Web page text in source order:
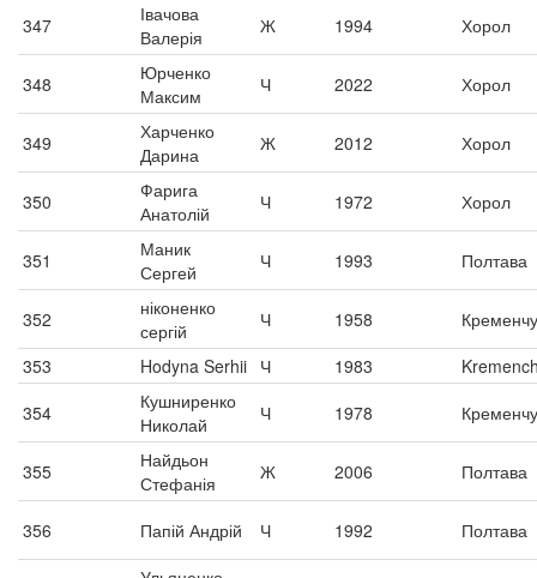
347
Івачова
Валерія
Ж 1994 Хорол
348
Юрченко
Максим
Ч 2022 Хорол
349
Харченко
Дарина
Ж 2012 Хорол
350
Фарига
Анатолій
Ч 1972 Хорол
351
Маник
Сергей
Ч 1993 Полтава
352
ніконенко
сергій
Ч 1958
353
Hodyna Serhii Ч 1983
354
Кушниренко
Николай
Ч 1978
355
Найдьон
Стефанія
Ж 2006 Полтава
356 Папій Андрій Ч 1992 Полтава